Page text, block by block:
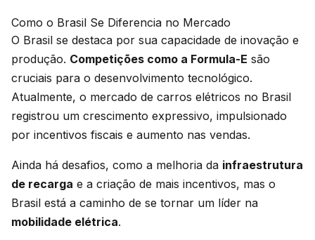
Como o Brasil Se Diferencia no Mercado
O Brasil se destaca por sua capacidade de inovação e
produção. Competições como a Formula-E são
cruciais para o desenvolvimento tecnológico.
Atualmente, o mercado de carros elétricos no Brasil
registrou um crescimento expressivo, impulsionado
por incentivos fiscais e aumento nas vendas.
Ainda há desafios, como a melhoria da infraestrutura
de recarga e a criação de mais incentivos, mas o
Brasil está a caminho de se tornar um líder na
mobilidade elétrica.